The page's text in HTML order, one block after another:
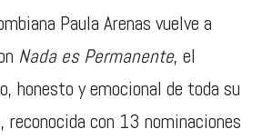
Paula Arenas vuelve a
Nada es Permanente, el
honesto y emocional de toda su
con 13 nominaciones